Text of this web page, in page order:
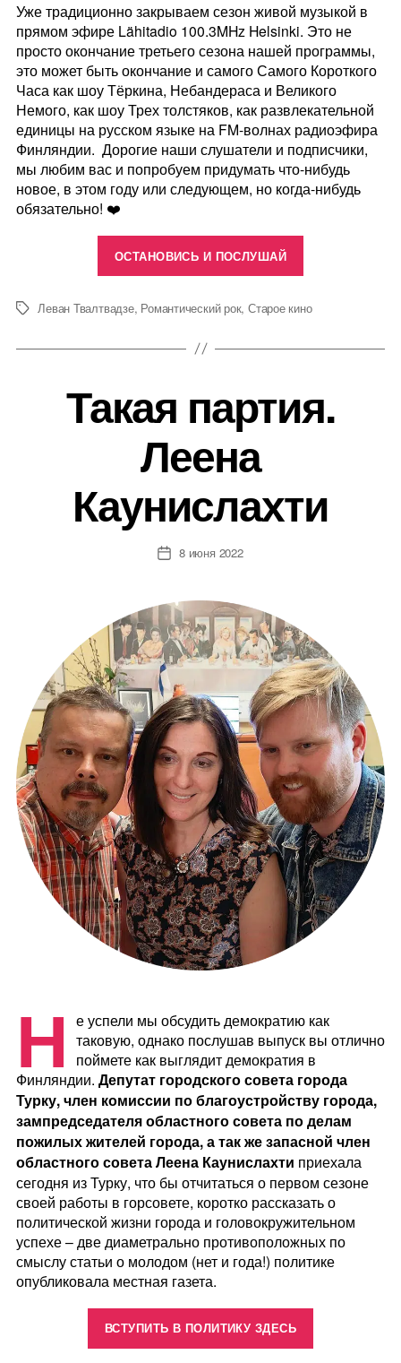
Уже традиционно закрываем сезон живой музыкой в
прямом эфире Lähitadio 100.3MHz Helsinki. Это не
просто окончание третьего сезона нашей программы,
это может быть окончание и самого Самого Короткого
Часа как шоу Тёркина, Небандераса и Великого
Немого, как шоу Трех толстяков, как развлекательной
единицы на русском языке на FM-волнах радиоэфира
Финляндии. Дорогие наши слушатели и подписчики,
мы любим вас и попробуем придумать что-нибудь
новое, в этом году или следующем, но когда-нибудь
обязательно! ❤️
ОСТАНОВИСЬ И ПОСЛУШАЙ
МеткиЛеван Твалтвадзе, Романтический рок, Старое кино
Такая партия.
Леена
Каунислахти
Дата8 июня 2022
Н
е успели мы обсудить демократию как
таковую, однако послушав выпуск вы отлично
поймете как выглядит демократия в
Финляндии. Депутат городского совета города
Турку, член комиссии по благоустройству города,
зампредседателя областного совета по делам
пожилых жителей города, а так же запасной член
областного совета Леена Каунислахти приехала
сегодня из Турку, что бы отчитаться о первом сезоне
своей работы в горсовете, коротко рассказать о
политической жизни города и головокружительном
успехе – две диаметрально противоположных по
смыслу статьи о молодом (нет и года!) политике
опубликовала местная газета.
ВСТУПИТЬ В ПОЛИТИКУ ЗДЕСЬ